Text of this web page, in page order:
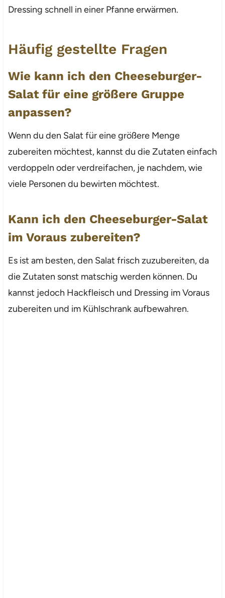
Dressing schnell in einer Pfanne erwärmen.
Häufig gestellte Fragen
Wie kann ich den Cheeseburger-
Salat für eine größere Gruppe
anpassen?
Wenn du den Salat für eine größere Menge
zubereiten möchtest, kannst du die Zutaten einfach
verdoppeln oder verdreifachen, je nachdem, wie
viele Personen du bewirten möchtest.
Kann ich den Cheeseburger-Salat
im Voraus zubereiten?
Es ist am besten, den Salat frisch zuzubereiten, da
die Zutaten sonst matschig werden können. Du
kannst jedoch Hackfleisch und Dressing im Voraus
zubereiten und im Kühlschrank aufbewahren.